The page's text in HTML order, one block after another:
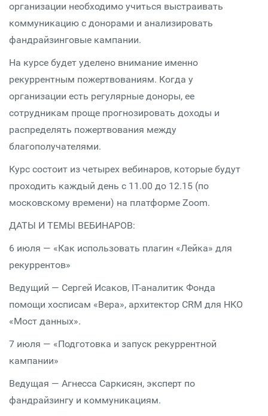
организации необходимо учиться выстраивать
коммуникацию с донорами и анализировать
фандрайзинговые кампании.
На курсе будет уделено внимание именно
рекуррентным пожертвованиям. Когда у
организации есть регулярные доноры, ее
сотрудникам проще прогнозировать доходы и
распределять пожертвования между
благополучателями.
Курс состоит из четырех вебинаров, которые будут
проходить каждый день с 11.00 до 12.15 (по
московскому времени) на платформе Zoom.
ДАТЫ И ТЕМЫ ВЕБИНАРОВ:
6 июля — «Как использовать плагин «Лейка» для
рекуррентов»
Ведущий — Сергей Исаков, IT-аналитик Фонда
помощи хосписам «Вера», архитектор CRM для НКО
«Мост данных».
7 июля — «Подготовка и запуск рекуррентной
кампании»
Ведущая — Агнесса Саркисян, эксперт по
фандрайзингу и коммуникациям.